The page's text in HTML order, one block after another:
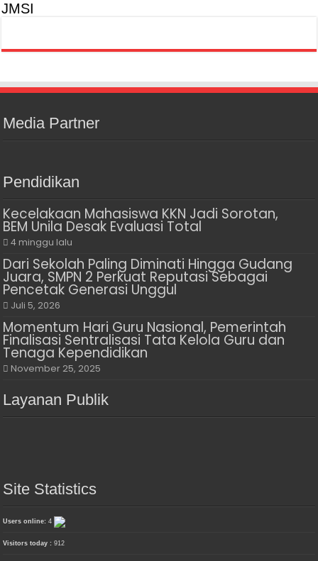
JMSI
Media Partner
Pendidikan
Kecelakaan Mahasiswa KKN Jadi Sorotan,
BEM Unila Desak Evaluasi Total
4 minggu lalu
Dari Sekolah Paling Diminati Hingga Gudang
Juara, SMPN 2 Perkuat Reputasi Sebagai
Pencetak Generasi Unggul
Juli 5, 2026
Momentum Hari Guru Nasional, Pemerintah
Finalisasi Sentralisasi Tata Kelola Guru dan
Tenaga Kependidikan
November 25, 2025
Layanan Publik
Site Statistics
Users online:4
Visitors today :912